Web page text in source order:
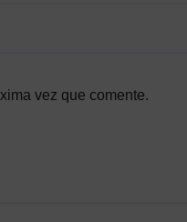
vez que comente.